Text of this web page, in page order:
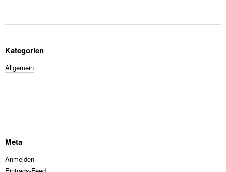
Kategorien
Allgemein
Meta
Anmelden